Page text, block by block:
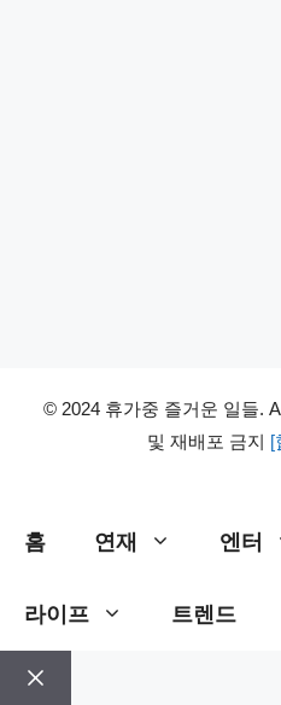
© 2024 휴가중 즐거운 일들.
및 재배포 금지 [
홈 연재 엔터
라이프 트렌드